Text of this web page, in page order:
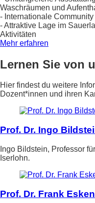
Waschräumen und
- Internationale
- Attraktive Lage im
Aktivitäten
Mehr erfahren
Lernen Sie von
Hier findest du weitere
Dozent*innen und ihren
Prof. Dr. Ingo
Ingo Bildstein, Professor
Iserlohn.
Prof. Dr. Frank Esken